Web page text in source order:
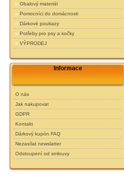
Obalový materiál
Pomocníci do domácnosti
Dárkové poukazy
Potřeby pro psy a kočky
VÝPRODEJ
Informace
O nás
Jak nakupovat
GDPR
Kontakt
Dárkový kupón FAQ
Nezasílat newslatter
Odstoupení od smlouvy